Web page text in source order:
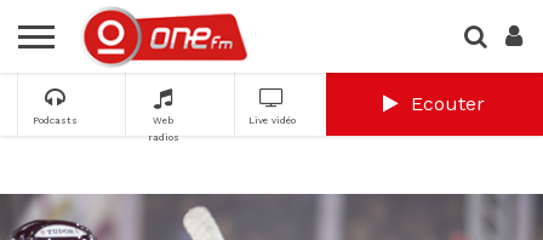
Podcasts
Web
radios
Live vidéo
Ecouter